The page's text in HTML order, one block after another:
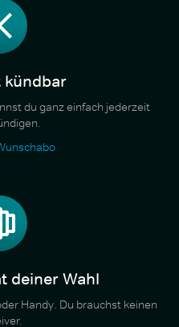
kündbar
du ganz einfach jederzeit
deiner Wahl
Handy. Du brauchst keinen